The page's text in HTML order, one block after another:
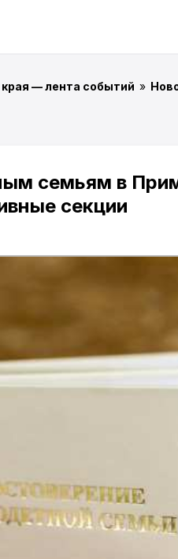
— лента событий »
семьям в
секции